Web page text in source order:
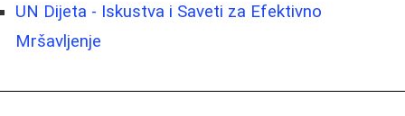
UN Dijeta - Iskustva i Saveti za Efektivno
Mršavljenje